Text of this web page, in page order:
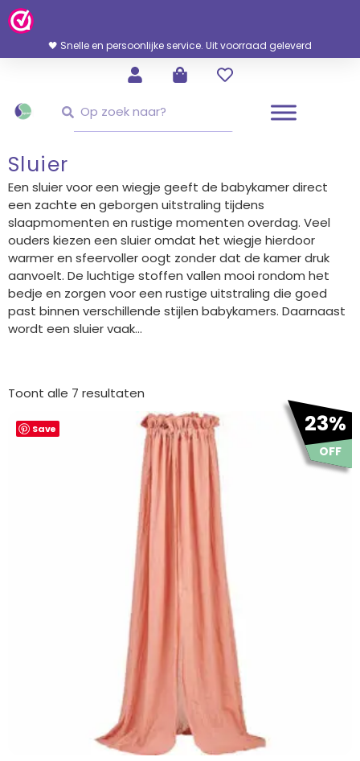
Ga
Naar
Inhoud
🖤 Snelle en persoonlijke service. Uit voorraad geleverd
Sluier
Een sluier voor een wiegje geeft de babykamer direct
een zachte en geborgen uitstraling tijdens
slaapmomenten en rustige momenten overdag. Veel
ouders kiezen een sluier omdat het wiegje hierdoor
warmer en sfeervoller oogt zonder dat de kamer druk
aanvoelt. De luchtige stoffen vallen mooi rondom het
bedje en zorgen voor een rustige uitstraling die goed
past binnen verschillende stijlen babykamers. Daarnaast
wordt een sluier vaak...
Toont alle 7 resultaten
Save 23%
OFF
Oorspronkelijke
prijs